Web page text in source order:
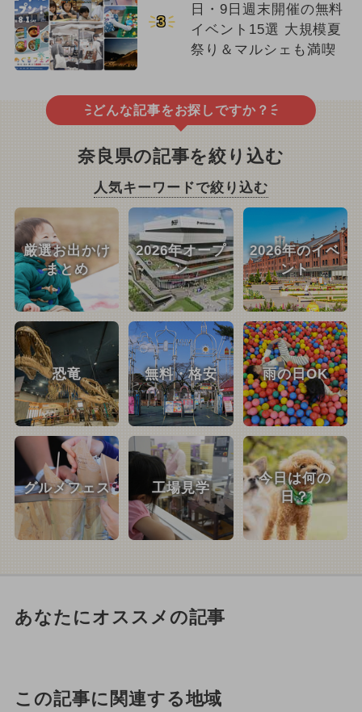
3
日・9日週末開催の無料
イベント15選 大規模夏
祭り＆マルシェも満喫
どんな記事をお探しですか？
奈良県の記事を絞り込む
人気キーワードで絞り込む
厳選お出かけ
まとめ
2026年オープ
ン
2026年のイベ
ント
恐竜 無料・格安 雨の日OK
グルメフェス 工場見学
今日は何の
日？
あなたにオススメの記事
この記事に関連する地域